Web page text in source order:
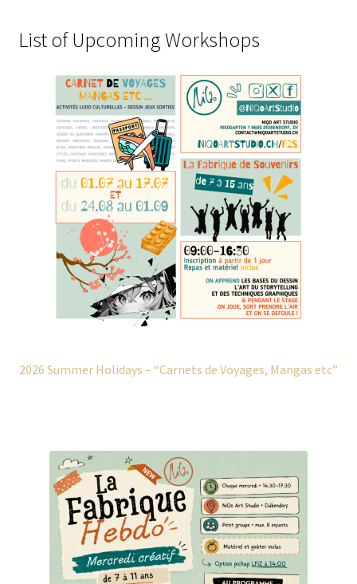
List of Upcoming Workshops
2026 Summer Holidays – “Carnets de Voyages, Mangas etc”